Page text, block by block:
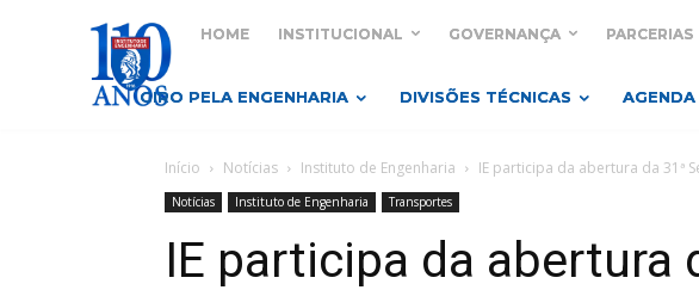
HOME INSTITUCIONAL GOVERNANÇA PARCERIAS
GIRO PELA ENGENHARIA DIVISÕES TÉCNICAS AGENDA
Início Notícias Instituto de Engenharia IE participa da abertura da 31ª
Notícias Instituto de Engenharia Transportes
IE participa da abertura